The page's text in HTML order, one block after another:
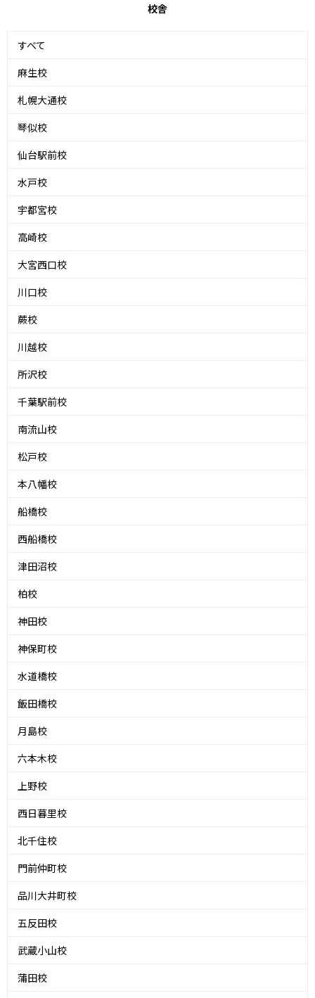
校舎
すべて
麻生校
札幌大通校
琴似校
仙台駅前校
水戸校
宇都宮校
高崎校
大宮西口校
川口校
蕨校
川越校
所沢校
千葉駅前校
南流山校
松戸校
本八幡校
船橋校
西船橋校
津田沼校
柏校
神田校
神保町校
水道橋校
飯田橋校
月島校
六本木校
上野校
西日暮里校
北千住校
門前仲町校
品川大井町校
五反田校
武蔵小山校
蒲田校